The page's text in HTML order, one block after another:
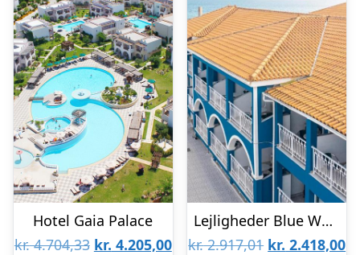
Hotel Gaia Palace
kr.4.704,33 Den
kr. 4.205,00Den
Lejligheder Blue Waves
kr.2.917,01 Den
kr. 2.418,00